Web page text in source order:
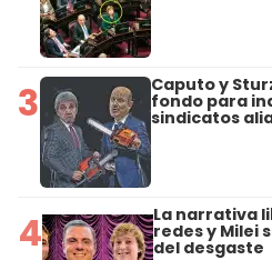
3 Caputo y
fondo para
sindicatos
4 La narrativa
redes y Milei
del desgaste